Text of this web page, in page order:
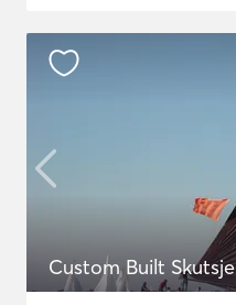
Custom Built Skutsje